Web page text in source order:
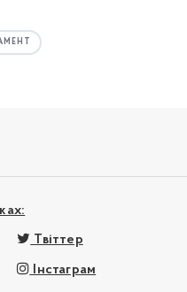
Твіттер
Інстаграм